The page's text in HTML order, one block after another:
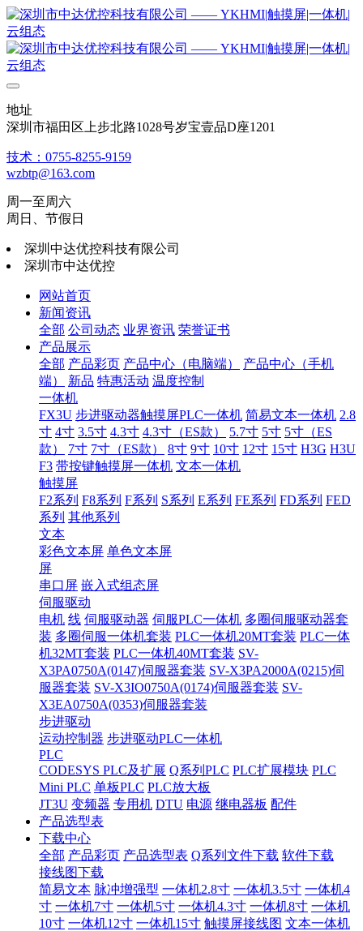
地址
深圳市福田区上步北路1028号岁宝壹品D座1201
技术：0755-8255-9159
wzbtp@163.com
周一至周六
周日、节假日
深圳中达优控科技有限公司
深圳市中达优控
网站首页
新闻资讯
全部 公司动态 业界资讯 荣誉证书
产品展示
全部 产品彩页 产品中心（电脑端）
产品中心（手机
端）
新品 特惠活动 温度控制
一体机
FX3U 步进驱动器触摸屏PLC一体机 简易文本一体机 2.8
寸 4寸 3.5寸 4.3寸 4.3寸（ES款） 5.7寸 5寸 5寸（ES
款）
7寸 7寸（ES款） 8寸 9寸 10寸 12寸 15寸 H3G H3U
F3 带按键触摸屏一体机 文本一体机
触摸屏
F2系列 F8系列 F系列 S系列 E系列 FE系列 FD系列 FED
系列 其他系列
文本
彩色文本屏 单色文本屏
屏
串口屏 嵌入式组态屏
伺服驱动
电机 线 伺服驱动器 伺服PLC一体机 多圈伺服驱动器套
装 多圈伺服一体机套装 PLC一体机20MT套装 PLC一体
机32MT套装 PLC一体机40MT套装 SV-
X3PA0750A(0147)伺服器套装 SV-X3PA2000A(0215)伺
服器套装 SV-X3IO0750A(0174)伺服器套装 SV-
X3EA0750A(0353)伺服器套装
步进驱动
运动控制器 步进驱动PLC一体机
PLC
CODESYS PLC及扩展 Q系列PLC PLC扩展模块 PLC
Mini PLC 单板PLC PLC放大板
JT3U 变频器 专用机 DTU 电源 继电器板 配件
产品选型表
下载中心
全部 产品彩页 产品选型表 Q系列文件下载 软件下载
接线图下载
简易文本 脉冲增强型 一体机2.8寸 一体机3.5寸 一体机4
寸 一体机7寸 一体机5寸 一体机4.3寸 一体机8寸 一体机
10寸 一体机12寸 一体机15寸 触摸屏接线图 文本一体机